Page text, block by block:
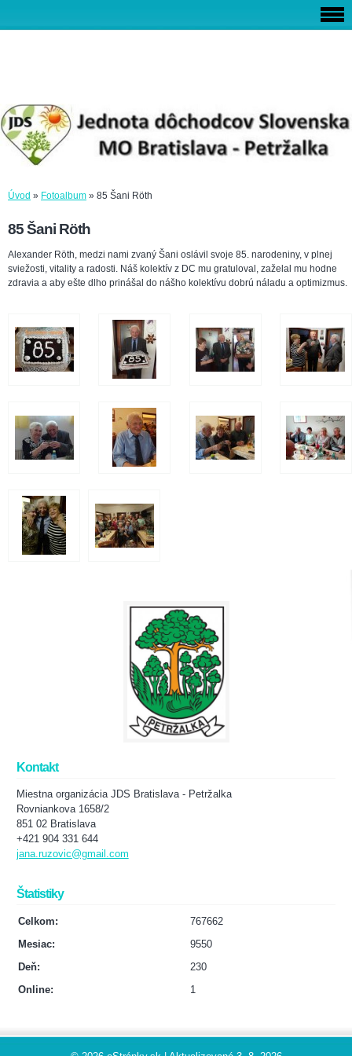
Úvod » Fotoalbum » 85 Šani Röth
85 Šani Röth
Alexander Röth, medzi nami zvaný Šani oslávil svoje 85. narodeniny, v plnej
sviežosti, vitality a radosti. Náš kolektív z DC mu gratuloval, zaželal mu hodne
zdravia a aby ešte dlho prinášal do nášho kolektívu dobrú náladu a optimizmus.
Kontakt
Miestna organizácia JDS Bratislava - Petržalka
Rovniankova 1658/2
851 02 Bratislava
+421 904 331 644
jana.ruzovic@gmail.com
Štatistiky
Online: 1
Celkom:
767662
Mesiac:
9550
Deň:
230